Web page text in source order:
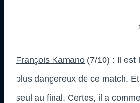
François Kamano (7/10) : Il est
plus dangereux de ce match.
seul au final. Certes, il a